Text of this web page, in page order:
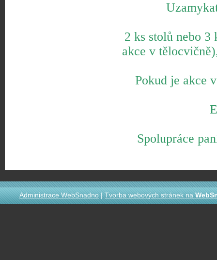
2 ks stolů nebo 3
akce v
Pokud je akce
Spolupráce
Administrace WebSnadno|Tvorba webových stránek na